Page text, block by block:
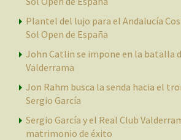
Plantel del lujo para el Andalucía
Sol Open de España
John Catlin se impone en la batalla
Valderrama
Jon Rahm busca la senda hacia el
Sergio García
Sergio García y el Real Club
matrimonio de éxito